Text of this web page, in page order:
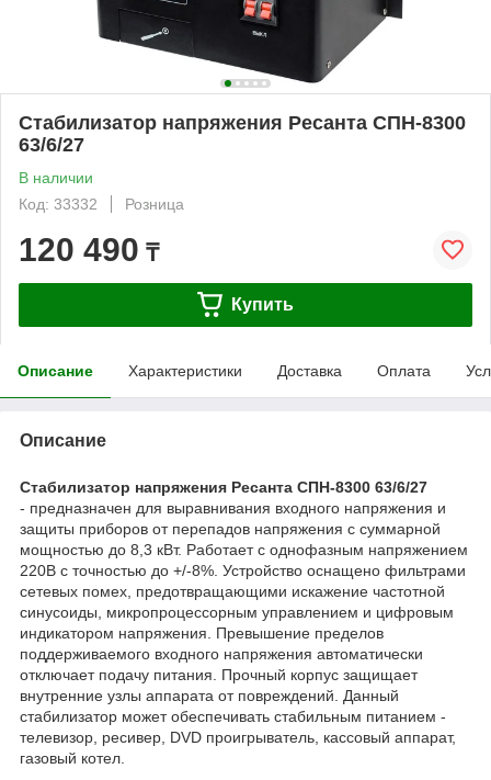
Стабилизатор напряжения Ресанта СПН-8300
63/6/27
В наличии
Код: 33332
Розница
120 490 ₸
Купить
Описание Характеристики Доставка Оплата
Описание
Стабилизатор напряжения Ресанта СПН-8300 63/6/27
- предназначен для выравнивания входного напряжения и
защиты приборов от перепадов напряжения с суммарной
мощностью до 8,3 кВт. Работает с однофазным напряжением
220В с точностью до +/-8%. Устройство оснащено фильтрами
сетевых помех, предотвращающими искажение частотной
синусоиды, микропроцессорным управлением и цифровым
индикатором напряжения. Превышение пределов
поддерживаемого входного напряжения автоматически
отключает подачу питания. Прочный корпус защищает
внутренние узлы аппарата от повреждений. Данный
стабилизатор может обеспечивать стабильным питанием -
телевизор, ресивер, DVD проигрыватель, кассовый аппарат,
газовый котел.